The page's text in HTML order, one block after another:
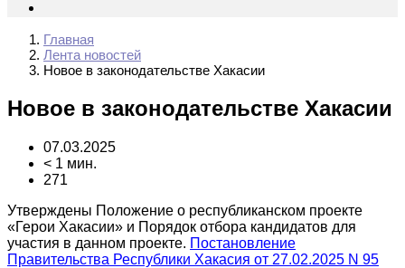
Главная
Лента новостей
Новое в законодательстве Хакасии
Новое в законодательстве Хакасии
07.03.2025
< 1 мин.
271
Утверждены Положение о республиканском проекте
«Герои Хакасии» и Порядок отбора кандидатов для
участия в данном проекте. Постановление
Правительства Республики Хакасия от 27.02.2025 N 95